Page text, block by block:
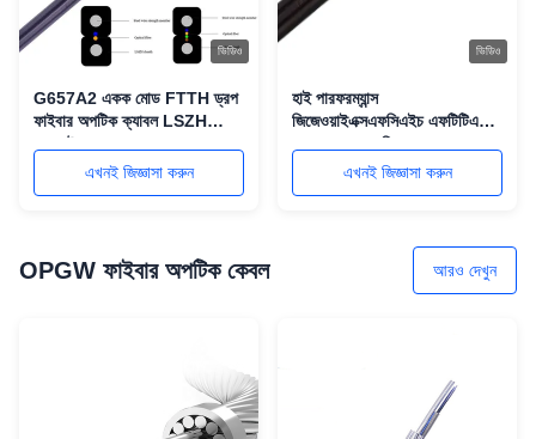
ভিডিও
G657A2 একক মোড FTTH ড্রপ
ফাইবার অপটিক ক্যাবল LSZH
জ্যাকেট এবং 1 থেকে 4 কোর সহ
এখনই জিজ্ঞাসা করুন
ভিডিও
হাই পারফরম্যান্স
জিজেওয়াইএক্সএফসিএইচ এফটিটিএইচ
ড্রপ ক্যাবল সহ জি 657 এ 1 বন্ড-
অসংবেদনশীল ফাইবার এবং
গ্যালভানাইজড স্টিল মেসেঞ্জার ওয়্যার
এখনই জিজ্ঞাসা করুন
OPGW ফাইবার অপটিক কেবল আরও দেখুন